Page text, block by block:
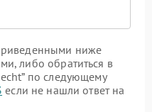
ниже
либо обратиться в
по следующему
если не нашли ответ на